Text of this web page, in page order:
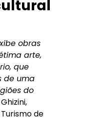
obras
arte,
que
de uma
do
de